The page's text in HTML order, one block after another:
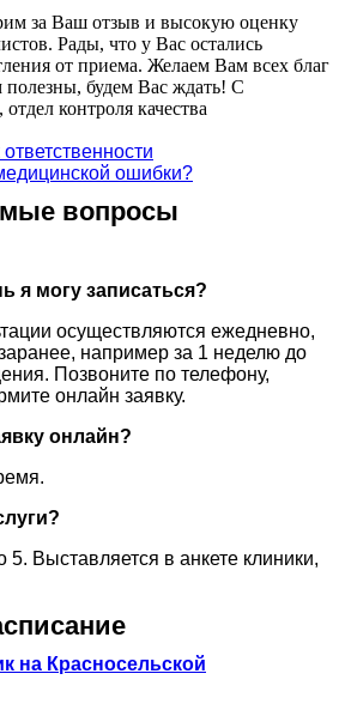
за Ваш отзыв и высокую оценку
Рады, что у Вас остались
от приема. Желаем Вам всех благ
будем Вас ждать! С
контроля качества
ошибки?
вопросы
я могу записаться?
осуществляются ежедневно,
например за 1 неделю до
Позвоните по телефону,
онлайн заявку.
онлайн?
Выставляется в анкете клиники,
на Красносельской